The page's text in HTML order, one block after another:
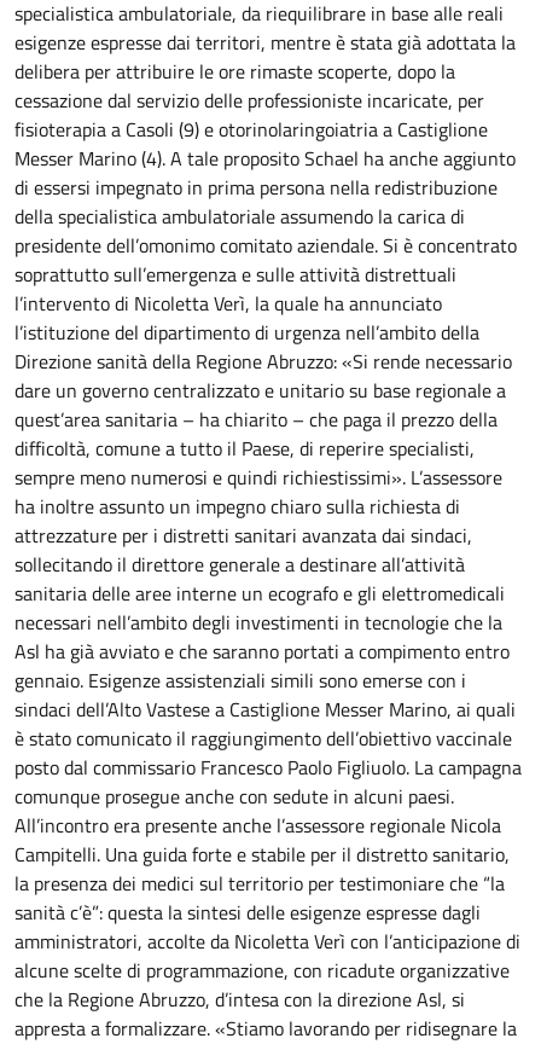
specialistica ambulatoriale, da riequilibrare in base alle reali
esigenze espresse dai territori, mentre è stata già adottata la
delibera per attribuire le ore rimaste scoperte, dopo la
cessazione dal servizio delle professioniste incaricate, per
fisioterapia a Casoli (9) e otorinolaringoiatria a Castiglione
Messer Marino (4). A tale proposito Schael ha anche aggiunto
di essersi impegnato in prima persona nella redistribuzione
della specialistica ambulatoriale assumendo la carica di
presidente dell’omonimo comitato aziendale. Si è concentrato
soprattutto sull’emergenza e sulle attività distrettuali
l’intervento di Nicoletta Verì, la quale ha annunciato
l’istituzione del dipartimento di urgenza nell’ambito della
Direzione sanità della Regione Abruzzo: «Si rende necessario
dare un governo centralizzato e unitario su base regionale a
quest’area sanitaria – ha chiarito – che paga il prezzo della
difficoltà, comune a tutto il Paese, di reperire specialisti,
sempre meno numerosi e quindi richiestissimi». L’assessore
ha inoltre assunto un impegno chiaro sulla richiesta di
attrezzature per i distretti sanitari avanzata dai sindaci,
sollecitando il direttore generale a destinare all’attività
sanitaria delle aree interne un ecografo e gli elettromedicali
necessari nell’ambito degli investimenti in tecnologie che la
Asl ha già avviato e che saranno portati a compimento entro
gennaio. Esigenze assistenziali simili sono emerse con i
sindaci dell’Alto Vastese a Castiglione Messer Marino, ai quali
è stato comunicato il raggiungimento dell’obiettivo vaccinale
posto dal commissario Francesco Paolo Figliuolo. La campagna
comunque prosegue anche con sedute in alcuni paesi.
All’incontro era presente anche l’assessore regionale Nicola
Campitelli. Una guida forte e stabile per il distretto sanitario,
la presenza dei medici sul territorio per testimoniare che “la
sanità c’è”: questa la sintesi delle esigenze espresse dagli
amministratori, accolte da Nicoletta Verì con l’anticipazione di
alcune scelte di programmazione, con ricadute organizzative
che la Regione Abruzzo, d’intesa con la direzione Asl, si
appresta a formalizzare. «Stiamo lavorando per ridisegnare la